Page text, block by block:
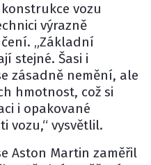
vozu
výrazně
„Základní
stejné. Šasi i
zásadně nemění, ale
hmotnost, což si
i opakované
vozu,“ vysvětlil.
Aston Martin zaměřil